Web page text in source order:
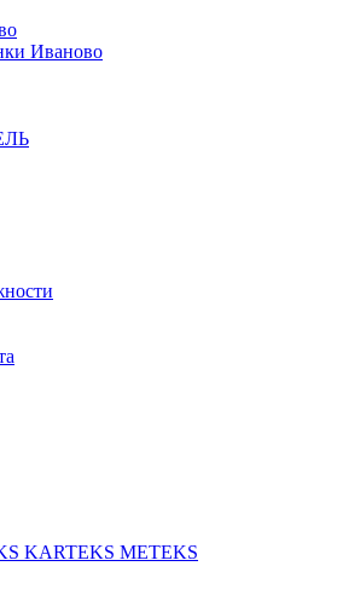
Иваново
KARTEKS METEKS